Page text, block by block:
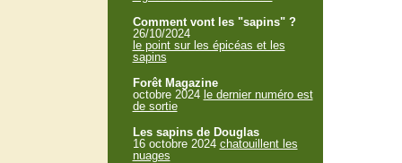
Comment vont les "sapins" ?
26/10/2024
le point sur les épicéas et les
sapins
Forêt Magazine
octobre 2024 le dernier numéro est
de sortie
Les sapins de Douglas
16 octobre 2024 chatouillent les
nuages